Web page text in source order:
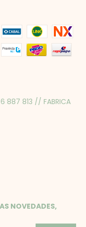
887 813 // FABRICA
NOVEDADES,